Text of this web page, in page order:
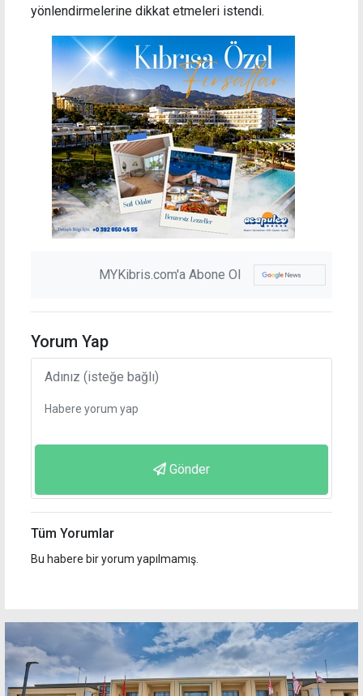
yönlendirmelerine dikkat etmeleri istendi.
MYKibris.com'a Abone Ol
Yorum Yap
Gönder
Tüm Yorumlar
Bu habere bir yorum yapılmamış.